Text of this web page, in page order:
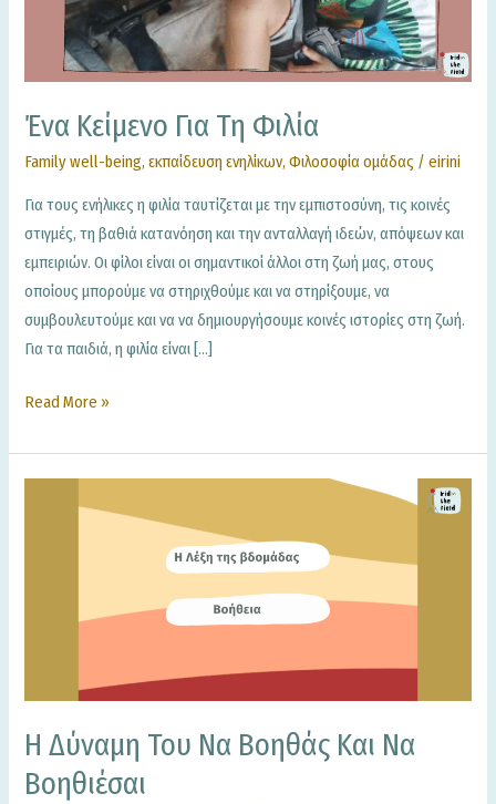
Ένα Κείμενο Για Τη Φιλία
Family well-being,εκπαίδευση ενηλίκων,Φιλοσοφία ομάδας /eirini
Για τους ενήλικες η φιλία ταυτίζεται με την εμπιστοσύνη, τις κοινές
στιγμές, τη βαθιά κατανόηση και την ανταλλαγή ιδεών, απόψεων και
εμπειριών. Οι φίλοι είναι οι σημαντικοί άλλοι στη ζωή μας, στους
οποίους μπορούμε να στηριχθούμε και να στηρίξουμε, να
συμβουλευτούμε και να να δημιουργήσουμε κοινές ιστορίες στη ζωή.
Για τα παιδιά, η φιλία είναι […]
Read More »
Η Δύναμη Του Να Βοηθάς Και Να
Βοηθιέσαι
βοηθιέσαι